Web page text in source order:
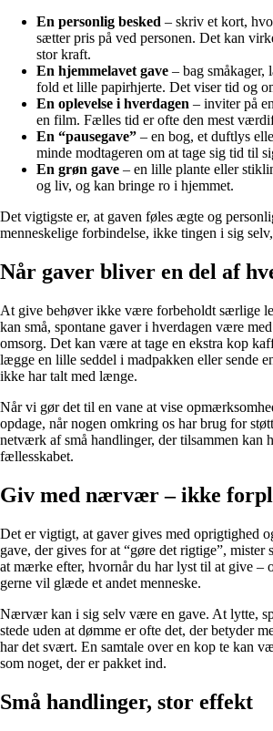
En personlig besked – skriv et kort,
sætter pris på ved personen. Det kan
stor kraft.
En hjemmelavet gave – bag småkager,
fold et lille papirhjerte. Det viser tid og
En oplevelse i hverdagen – inviter på
en film. Fælles tid er ofte den mest
En “pausegave” – en bog, et duftlys
minde modtageren om at tage sig tid til
En grøn gave – en lille plante eller
og liv, og kan bringe ro i hjemmet.
Det vigtigste er, at gaven føles ægte og
menneskelige forbindelse, ikke tingen i sig
Når gaver bliver en del af
At give behøver ikke være forbeholdt særlige
kan små, spontane gaver i hverdagen være
omsorg. Det kan være at tage en ekstra kop
lægge en lille seddel i madpakken eller sende
ikke har talt med længe.
Når vi gør det til en vane at vise
opdage, når nogen omkring os har brug for
netværk af små handlinger, der tilsammen kan
fællesskabet.
Giv med nærvær – ikke
Det er vigtigt, at gaver gives med oprigtighed
gave, der gives for at “gøre det rigtige”, mister
at mærke efter, hvornår du har lyst til at give –
gerne vil glæde et andet menneske.
Nærvær kan i sig selv være en gave. At lytte,
stede uden at dømme er ofte det, der betyder
har det svært. En samtale over en kop te kan
som noget, der er pakket ind.
Små handlinger, stor effekt